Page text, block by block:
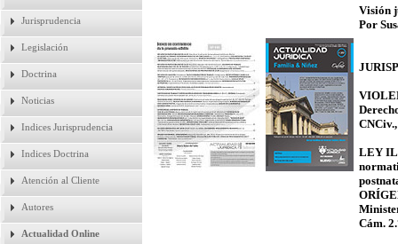
Jurisprudencia
Legislación
Doctrina
Noticias
Indices Jurisprudencia
Indices Doctrina
Atención al Cliente
Autores
Actualidad Online
Visión
Por
LEY
Cám.